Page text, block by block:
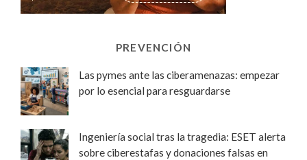
PREVENCIÓN
Las pymes ante las ciberamenazas: empezar
por lo esencial para resguardarse
Ingeniería social tras la tragedia: ESET alerta
sobre ciberestafas y donaciones falsas en